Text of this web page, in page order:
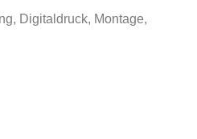
Digitaldruck, Montage,